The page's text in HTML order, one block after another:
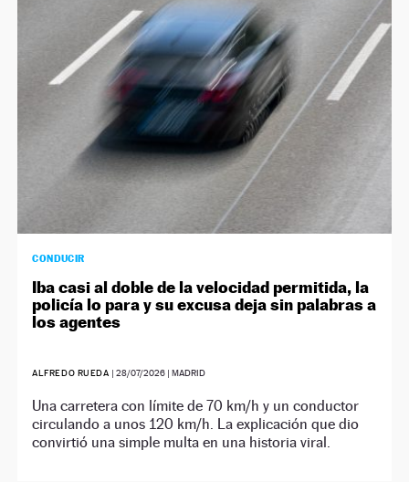
CONDUCIR
Iba casi al doble de la velocidad permitida, la
policía lo para y su excusa deja sin palabras a
los agentes
ALFREDO RUEDA | 28/07/2026| MADRID
Una carretera con límite de 70 km/h y un conductor
circulando a unos 120 km/h. La explicación que dio
convirtió una simple multa en una historia viral.